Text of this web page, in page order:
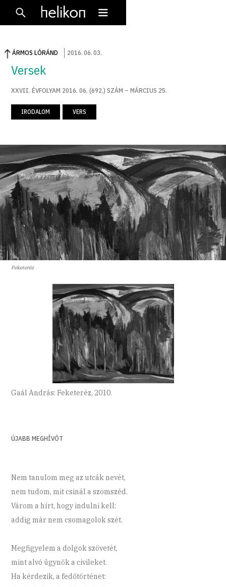
ÁRMOS LÓRÁND 2016.06.03.
Versek
XXVII. ÉVFOLYAM 2016. 06. (692.) SZÁM – MÁRCIUS 25.
IRODALOM VERS
Feketeréz
Gaál András: Feketeréz, 2010.
ÚJABB MEGHÍVÓT
Nem tanulom meg az utcák nevét,
nem tudom, mit csinál a szomszéd.
Várom a hírt, hogy indulni kell:
addig már nem csomagolok szét.
Megfigyelem a dolgok szövetét,
mint alvó ügynök a civileket.
Ha kérdezik, a fedőtörténet: